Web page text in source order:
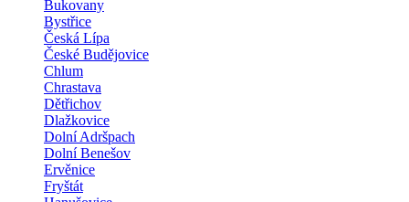
Bukovany
Bystřice
Česká Lípa
České Budějovice
Chlum
Chrastava
Dětřichov
Dlažkovice
Dolní Adršpach
Dolní Benešov
Ervěnice
Fryštát